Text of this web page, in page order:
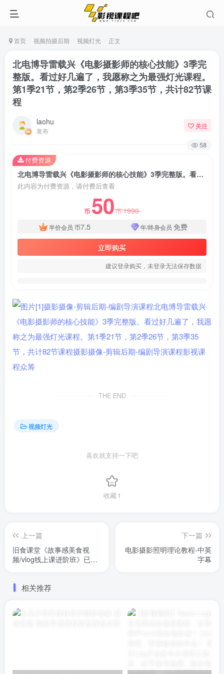
首页 视频拍摄后期 视频灯光 正文
北电博导雷载兴《电影摄影师的核心技能》3季完
整版。看过好几遍了，我愿称之为最强灯光课程。
第1季21节，第2季26节，第3季35节，共计82节课
程
laohu
发布
关注
58
北电博导雷载兴《电影摄影师的核心技能》3季完整版。看过好几遍了，我愿称之为最强灯光课程。第1季21节，第2季26节，第3季35节，共计82节课程
此内容为付费资源，请付费后查看
币 50币1990
半价会员 币7.5 年/终身会员 免费
立即购买
建议登录购买，未登录无法保存数据
付费资源
THE END
视频灯光
喜欢就支持一下吧
收藏 1
上一篇
旧食课堂《故事感美食视
频/vlog线上课进阶班》已完
下一篇
电影摄影照明理论教程-中英
字幕
相关推荐